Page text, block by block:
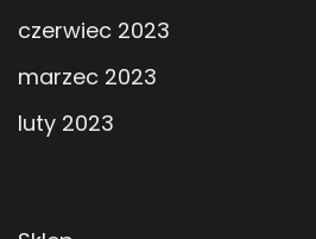
czerwiec 2023
marzec 2023
luty 2023